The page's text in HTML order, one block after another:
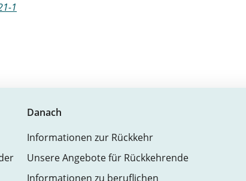
1
Danach
Informationen zur Rückkehr
Unsere Angebote für Rückkehrende
Informationen zu beruflichen